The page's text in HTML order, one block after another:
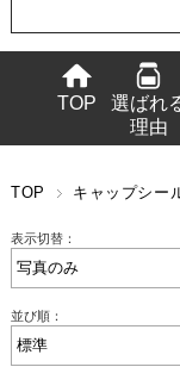
TOP
選ばれ
理由
TOP キャップシー
表示切替：
並び順：